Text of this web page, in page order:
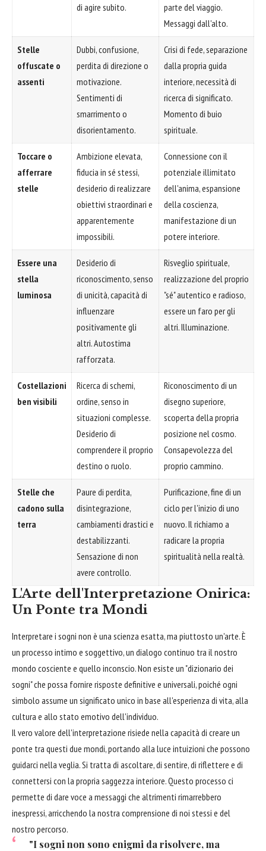
di agire subito.
parte del viaggio.
Messaggi dall'alto.
Stelle
offuscate o
assenti
Dubbi, confusione,
perdita di direzione o
motivazione.
Sentimenti di
smarrimento o
disorientamento.
Crisi di fede, separazione
dalla propria guida
interiore, necessità di
ricerca di significato.
Momento di buio
spirituale.
Toccare o
afferrare
stelle
Ambizione elevata,
fiducia in sé stessi,
desiderio di realizzare
obiettivi straordinari e
apparentemente
impossibili.
Connessione con il
potenziale illimitato
dell'anima, espansione
della coscienza,
manifestazione di un
potere interiore.
Essere una
stella
luminosa
Desiderio di
riconoscimento, senso
di unicità, capacità di
influenzare
positivamente gli
altri. Autostima
rafforzata.
Risveglio spirituale,
realizzazione del proprio
"sé" autentico e radioso,
essere un faro per gli
altri. Illuminazione.
Costellazioni
ben visibili
Ricerca di schemi,
ordine, senso in
situazioni complesse.
Desiderio di
comprendere il proprio
destino o ruolo.
Riconoscimento di un
disegno superiore,
scoperta della propria
posizione nel cosmo.
Consapevolezza del
proprio cammino.
Stelle che
cadono sulla
terra
Paure di perdita,
disintegrazione,
cambiamenti drastici e
destabilizzanti.
Sensazione di non
avere controllo.
Purificazione, fine di un
ciclo per l'inizio di uno
nuovo. Il richiamo a
radicare la propria
spiritualità nella realtà.
L'Arte dell'Interpretazione Onirica:
Un Ponte tra Mondi
Interpretare i sogni non è una scienza esatta, ma piuttosto un'arte. È
un processo intimo e soggettivo, un dialogo continuo tra il nostro
mondo cosciente e quello inconscio. Non esiste un "dizionario dei
sogni" che possa fornire risposte definitive e universali, poiché ogni
simbolo assume un significato unico in base all'esperienza di vita, alla
cultura e allo stato emotivo dell'individuo.
Il vero valore dell'interpretazione risiede nella capacità di creare un
ponte tra questi due mondi, portando alla luce intuizioni che possono
guidarci nella veglia. Si tratta di ascoltare, di sentire, di riflettere e di
connettersi con la propria saggezza interiore. Questo processo ci
permette di dare voce a messaggi che altrimenti rimarrebbero
inespressi, arricchendo la nostra comprensione di noi stessi e del
nostro percorso.
"I sogni non sono enigmi da risolvere, ma